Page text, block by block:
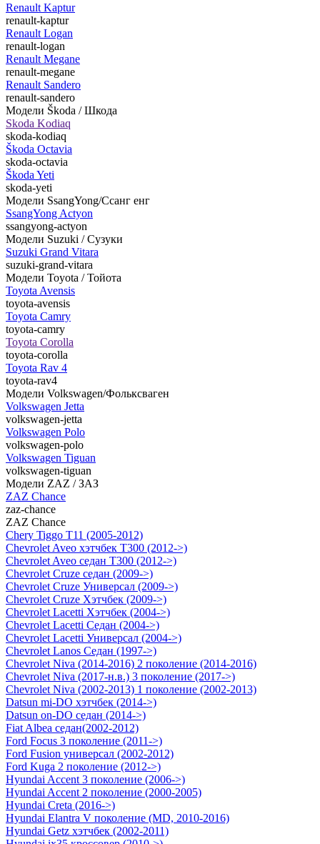
Renault Kaptur
renault-kaptur
Renault Logan
renault-logan
Renault Megane
renault-megane
Renault Sandero
renault-sandero
Модели Škoda / Шкода
Skoda Kodiaq
skoda-kodiaq
Škoda Octavia
skoda-octavia
Škoda Yeti
skoda-yeti
Модели SsangYong/Ссанг енг
SsangYong Actyon
ssangyong-actyon
Модели Suzuki / Сузуки
Suzuki Grand Vitara
suzuki-grand-vitara
Модели Toyota / Тойота
Toyota Avensis
toyota-avensis
Toyota Camry
toyota-camry
Toyota Corolla
toyota-corolla
Toyota Rav 4
toyota-rav4
Модели Volkswagen/Фольксваген
Volkswagen Jetta
volkswagen-jetta
Volkswagen Polo
volkswagen-polo
Volkswagen Tiguan
volkswagen-tiguan
Модели ZAZ / ЗАЗ
ZAZ Chance
zaz-chance
ZAZ Chance
Chery Tiggo T11 (2005-2012)
Chevrolet Aveo хэтчбек Т300 (2012->)
Chevrolet Aveo седан Т300 (2012->)
Chevrolet Cruze седан (2009->)
Chevrolet Cruze Универсал (2009->)
Chevrolet Cruze Хэтчбек (2009->)
Chevrolet Lacetti Хэтчбек (2004->)
Chevrolet Lacetti Седан (2004->)
Chevrolet Lacetti Универсал (2004->)
Chevrolet Lanos Седан (1997->)
Chevrolet Niva (2014-2016) 2 поколение (2014-2016)
Chevrolet Niva (2017-н.в.) 3 поколение (2017->)
Chevrolet Niva (2002-2013) 1 поколение (2002-2013)
Datsun mi-DO хэтчбек (2014->)
Datsun on-DO седан (2014->)
Fiat Albea седан(2002-2012)
Ford Focus 3 поколение (2011->)
Ford Fusion универсал (2002-2012)
Ford Kuga 2 поколение (2012->)
Hyundai Accent 3 поколение (2006->)
Hyundai Accent 2 поколение (2000-2005)
Hyundai Creta (2016->)
Hyundai Elantra V поколение (MD, 2010-2016)
Hyundai Getz хэтчбек (2002-2011)